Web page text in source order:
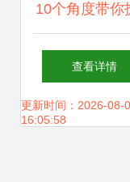
10个角度带你
当今日本平面
（超详实案例
查看详情
更新时间：2026-08-
16:05:58